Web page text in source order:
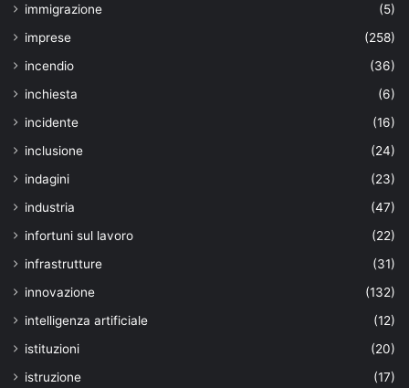
immigrazione
(5)
imprese
(258)
incendio
(36)
inchiesta
(6)
incidente
(16)
inclusione
(24)
indagini
(23)
industria
(47)
infortuni sul lavoro
(22)
infrastrutture
(31)
innovazione
(132)
intelligenza artificiale
(12)
istituzioni
(20)
istruzione
(17)